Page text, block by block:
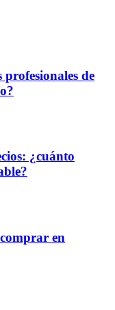
de
¿cuánto
en